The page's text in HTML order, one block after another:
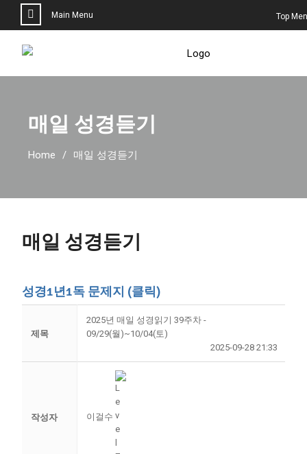
Main Menu Top
매일 성경듣기
Home 매일 성경듣기
매일 성경듣기
성경1년1독 문제지 (클릭)
제목
2025년 매일 성경읽기 39주차 -
09/29(월)~10/04(토)
2025-09-28 21:33
작성자 이걸수